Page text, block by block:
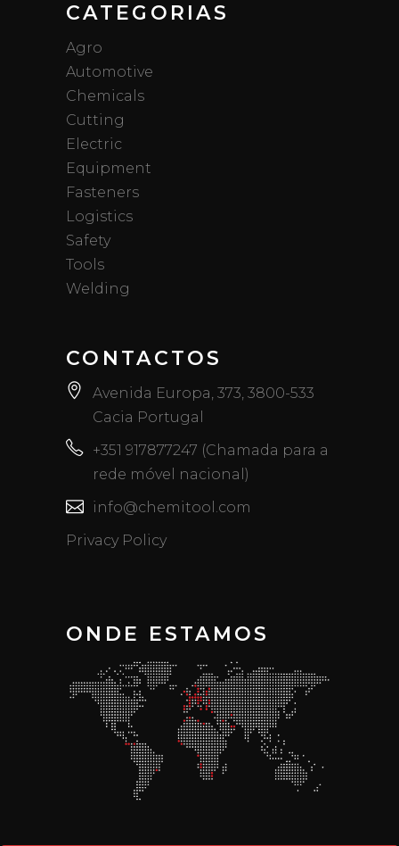
CATEGORIAS
Agro
Automotive
Chemicals
Cutting
Electric
Equipment
Fasteners
Logistics
Safety
Tools
Welding
CONTACTOS
Avenida Europa, 373, 3800-533
Cacia Portugal
+351 917877247 (Chamada para a
rede móvel nacional)
info@chemitool.com
Privacy Policy
ONDE ESTAMOS